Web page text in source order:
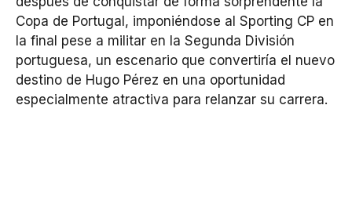
Copa de Portugal, imponiéndose al Sporting CP en
la final pese a militar en la Segunda División
portuguesa, un escenario que convertiría el nuevo
destino de Hugo Pérez en una oportunidad
especialmente atractiva para relanzar su carrera.